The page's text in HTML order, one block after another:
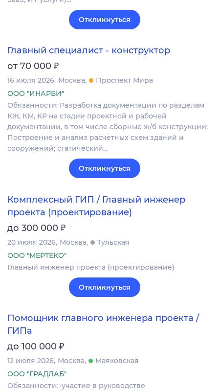
Откликнуться
Главный специалист - конструктор
от 70 000 ₽
16 июля 2026 Москва
Проспект Мира
ООО "ИНАРБИ"
Обязанности: Разработка документации по разделам
КЖ, КМ, КР на стадии проектной и рабочей
документации, в том числе сборные ж/б конструкции;
Построение и анализ расчетных схем зданий и
сооружений; статический…
Откликнуться
Комплексный ГИП / Главный инженер
проекта (проектирование)
до 300 000 ₽
20 июля 2026 Москва
Тульская
ООО "МЕРТЕКО"
Главный инженер проекта (проектирование)
Откликнуться
Помощник главного инженера проекта /
ГИПа
до 100 000 ₽
12 июля 2026 Москва
Маяковская
ООО "ГРАДЛАБ"
Обязанности: ·участие в руководстве